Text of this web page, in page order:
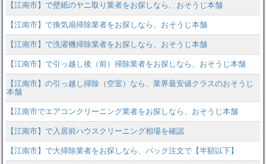
【江南市】で壁紙のヤニ取り業者をお探しなら、おそうじ本舗
【江南市】で換気扇掃除業者をお探しなら、おそうじ本舗
【江南市】で洗濯機掃除業者をお探しなら、おそうじ本舗
【江南市】で引っ越し後（前）掃除業者をお探しなら、おそうじ本舗
【江南市】の引っ越し掃除（空室）なら、業界最安値クラスのおそうじ
本舗
【江南市でエアコンクリーニング業者をお探しなら、おそうじ本舗
【江南市】で入居前ハウスクリーニング相場を確認
【江南市】で大掃除業者をお探しなら、パック注文で【半額以下】